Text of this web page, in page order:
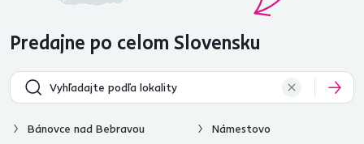
Predajne po celom Slovensku
Bánovce nad Bebravou
Námestovo